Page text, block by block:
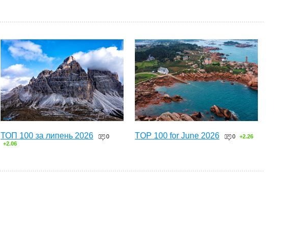
ТОП 100 за липень 2026
0
+2.06
TOP 100 for June 2026 0 +2.26